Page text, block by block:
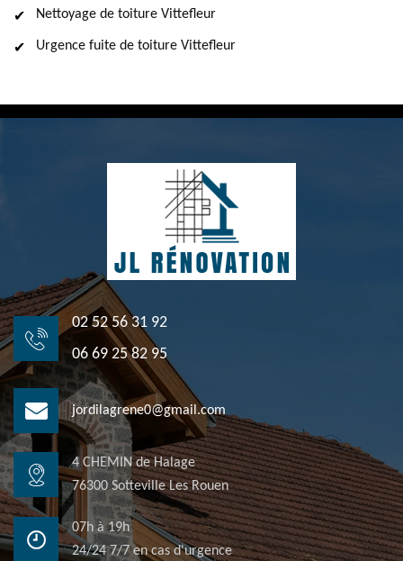
Nettoyage de toiture Vittefleur
Urgence fuite de toiture Vittefleur
02 52 56 31 92
06 69 25 82 95
jordilagrene0@gmail.com
4 CHEMIN de Halage
76300 Sotteville Les Rouen
07h à 19h
24/24 7/7 en cas d'urgence